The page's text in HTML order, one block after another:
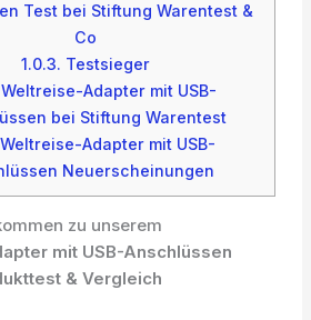
Test bei Stiftung Warentest &
Co
1.0.3. Testsieger
Weltreise-Adapter mit USB-
bei Stiftung Warentest
Weltreise-Adapter mit USB-
Neuerscheinungen
zu unserem
mit USB-Anschlüssen
& Vergleich